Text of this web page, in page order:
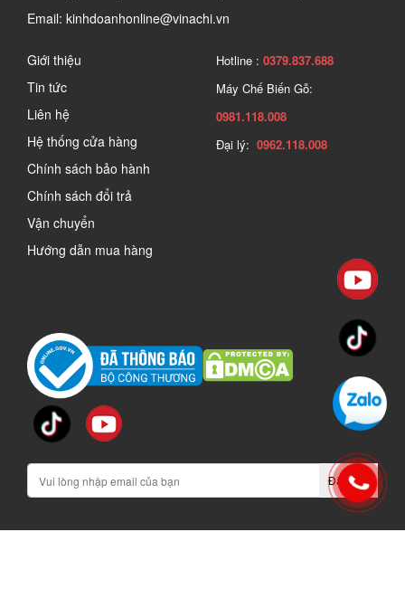
Email: kinhdoanhonline@vinachi.vn
Giới thiệu
Tin tức
Liên hệ
Hệ thống cửa hàng
Chính sách bảo hành
Chính sách đổi trả
Vận chuyển
Hướng dẫn mua hàng
Hotline : 0379.837.688
Máy Chế Biến Gỗ:
0981.118.008
Đại lý: 0962.118.008
Đăng ký